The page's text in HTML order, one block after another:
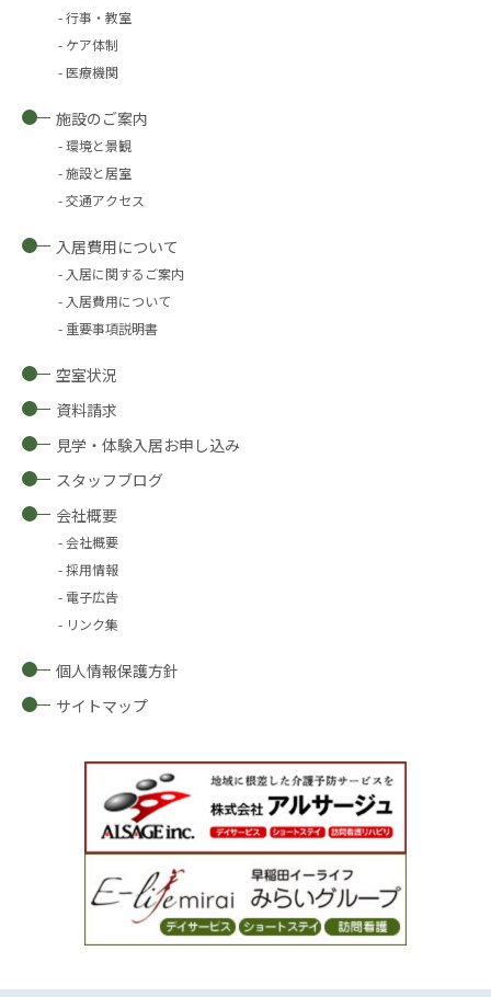
行事・教室
ケア体制
医療機関
施設のご案内
環境と景観
施設と居室
交通アクセス
入居費用について
入居に関するご案内
入居費用について
重要事項説明書
空室状況
資料請求
見学・体験入居お申し込み
スタッフブログ
会社概要
会社概要
採用情報
電子広告
リンク集
個人情報保護方針
サイトマップ